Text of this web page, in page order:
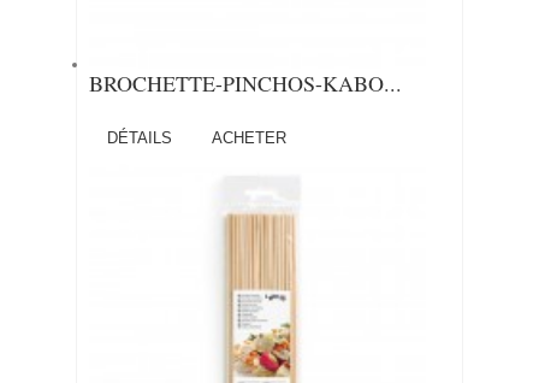
BROCHETTE-PINCHOS-KABO...
DÉTAILS ACHETER